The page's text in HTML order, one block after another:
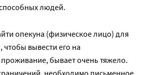
людей.
опекуна (физическое лицо) для
чтобы вывести его на
бывает очень тяжело.